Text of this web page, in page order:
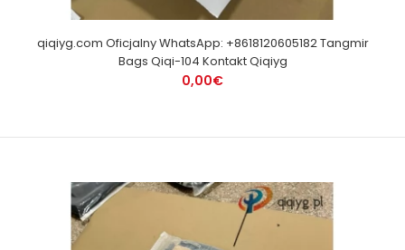
qiqiyg.com Oficjalny WhatsApp: +8618120605182 Tangmir
Bags Qiqi-104 Kontakt Qiqiyg
0,00€